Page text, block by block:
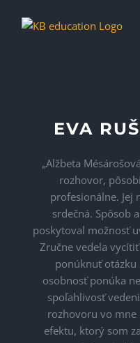
EVA
„Alžbeta Mésárošová
rozhovor,
profesionálne. Jej
srdečná. Spôsob
poskytoval možnosť
Zručne vedela
ponúknuť otázku
osobnosť ponúka
spoľahlivosť
rozhovoru vo mne
efektu, ktorý som